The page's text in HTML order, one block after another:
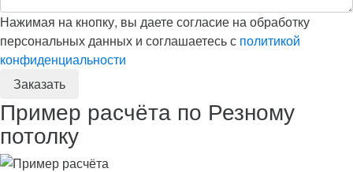
Нажимая на кнопку, вы даете согласие на обработку
персональных данных и соглашаетесь с политикой
конфиденциальности
Пример расчёта по Резному
потолку